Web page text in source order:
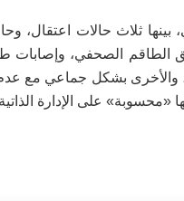
ثلاث حالات اعتقال،
الطاقم الصحفي، وإصابات
والأخرى بشكل جماعي مع عدم
على الإدارة